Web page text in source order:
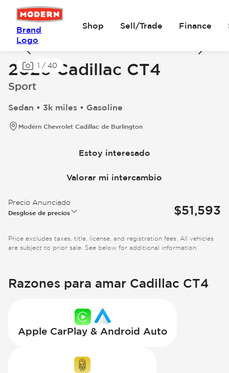
Brand
Logo
Shop Sell/Trade Finance
1 / 40
2026 Cadillac CT4
Sport
Sedan • 3k miles • Gasoline
Modern Chevrolet Cadillac de Burlington
Estoy interesado
Valorar mi intercambio
Precio Anunciado
Desglose de precios $51,593
Price excludes taxes, title, license, and registration fees. All vehicles
are subject to prior sale. See below for additional information.
Razones para amar Cadillac CT4
Apple CarPlay & Android Auto